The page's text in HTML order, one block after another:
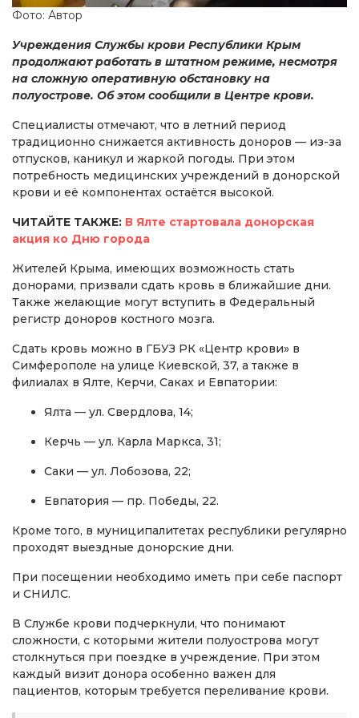
Фото: Автор
Учреждения Службы крови Республики Крым
продолжают работать в штатном режиме, несмотря
на сложную оперативную обстановку на
полуострове. Об этом сообщили в Центре крови.
Специалисты отмечают, что в летний период
традиционно снижается активность доноров — из-за
отпусков, каникул и жаркой погоды. При этом
потребность медицинских учреждений в донорской
крови и её компонентах остаётся высокой.
ЧИТАЙТЕ ТАКЖЕ: В Ялте стартовала донорская
акция ко Дню города
Жителей Крыма, имеющих возможность стать
донорами, призвали сдать кровь в ближайшие дни.
Также желающие могут вступить в Федеральный
регистр доноров костного мозга.
Сдать кровь можно в ГБУЗ РК «Центр крови» в
Симферополе на улице Киевской, 37, а также в
филиалах в Ялте, Керчи, Саках и Евпатории:
Ялта — ул. Свердлова, 14;
Керчь — ул. Карла Маркса, 31;
Саки — ул. Лобозова, 22;
Евпатория — пр. Победы, 22.
Кроме того, в муниципалитетах республики регулярно
проходят выездные донорские дни.
При посещении необходимо иметь при себе паспорт
и СНИЛС.
В Службе крови подчеркнули, что понимают
сложности, с которыми жители полуострова могут
столкнуться при поездке в учреждение. При этом
каждый визит донора особенно важен для
пациентов, которым требуется переливание крови.